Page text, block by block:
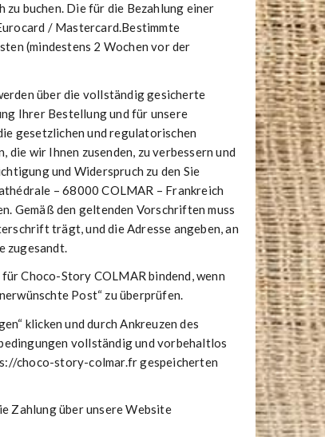
buchen. Die für die Bezahlung einer
/ Mastercard.Bestimmte
(mindestens 2 Wochen vor der
über die vollständig gesicherte
Ihrer Bestellung und für unsere
gesetzlichen und regulatorischen
wir Ihnen zusenden, zu verbessern und
und Widerspruch zu den Sie
– 68000 COLMAR – Frankreich
Gemäß den geltenden Vorschriften muss
trägt, und die Adresse angeben, an
zugesandt.
Choco-Story COLMAR bindend, wenn
Post“ zu überprüfen.
klicken und durch Ankreuzen des
vollständig und vorbehaltlos
choco-story-colmar.fr gespeicherten
Zahlung über unsere Website